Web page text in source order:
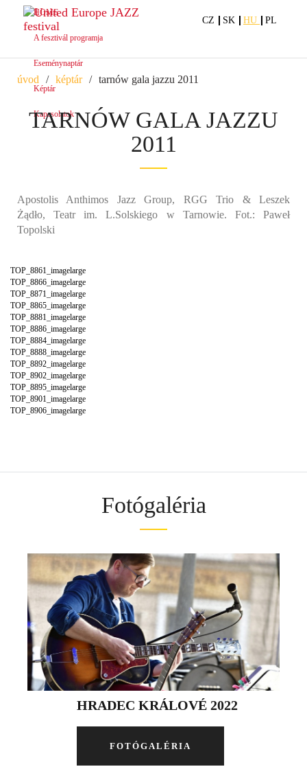
CZ SK HU PL
HOME
A fesztivál programja
Eseménynaptár
Képtár
Kapcsolatok
úvod képtár tarnów gala jazzu 2011
TARNÓW GALA JAZZU
2011
Apostolis Anthimos Jazz Group, RGG Trio & Leszek
Żądło, Teatr im. L.Solskiego w Tarnowie. Fot.: Paweł
Topolski
TOP_8861_imagelarge
TOP_8866_imagelarge
TOP_8871_imagelarge
TOP_8865_imagelarge
TOP_8881_imagelarge
TOP_8886_imagelarge
TOP_8884_imagelarge
TOP_8888_imagelarge
TOP_8892_imagelarge
TOP_8902_imagelarge
TOP_8895_imagelarge
TOP_8901_imagelarge
TOP_8906_imagelarge
Fotógaléria
HRADEC KRÁLOVÉ 2022
FOTÓGALÉRIA